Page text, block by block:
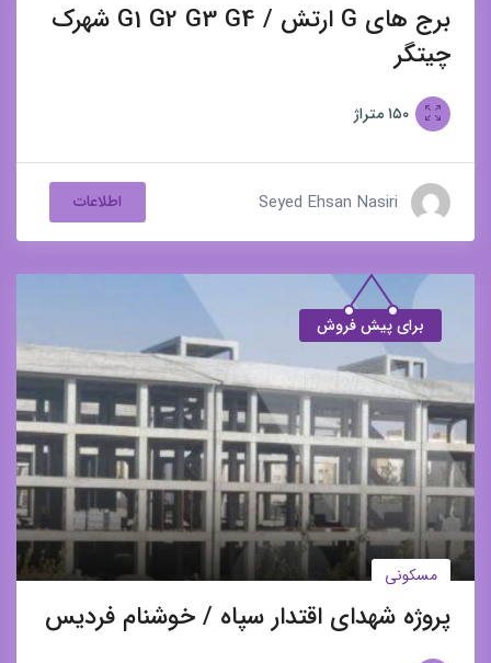
برای فروش
برج های G ارتش / G1 G2 G3 G4 شهرک
چیتگر
۱۵۰ متراژ
Seyed Ehsan Nasiri اطلاعات
برای پیش فروش
مسکونی
پروژه شهدای اقتدار سپاه / خوشنام فردیس